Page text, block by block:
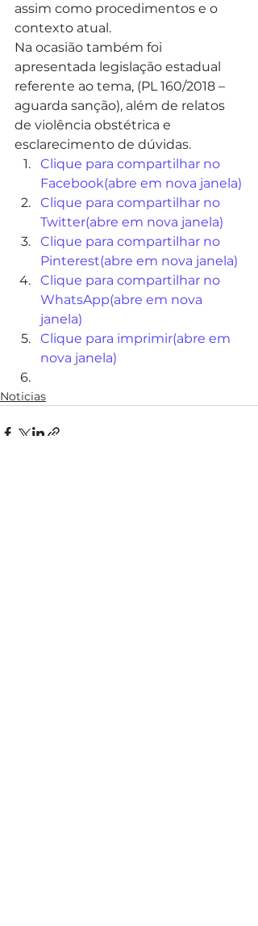
assim como procedimentos e o
contexto atual.
Na ocasião também foi
apresentada legislação estadual
referente ao tema, (PL 160/2018 –
aguarda sanção), além de relatos
de violência obstétrica e
esclarecimento de dúvidas.
Clique para compartilhar no
Facebook(abre em nova janela)
Clique para compartilhar no
Twitter(abre em nova janela)
Clique para compartilhar no
Pinterest(abre em nova janela)
Clique para compartilhar no
WhatsApp(abre em nova
janela)
Clique para imprimir(abre em
nova janela)
Noticias